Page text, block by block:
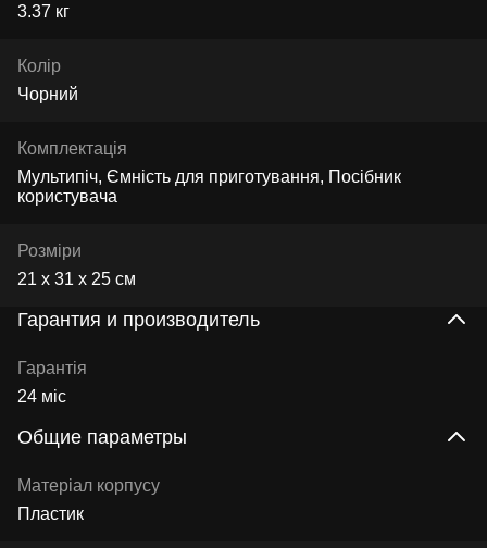
3.37 кг
Колір
Чорний
Комплектація
Мультипіч, Ємність для приготування, Посібник
користувача
Розміри
21 х 31 х 25 см
Гарантия и производитель
Гарантія
24 міс
Общие параметры
Матеріал корпусу
Пластик